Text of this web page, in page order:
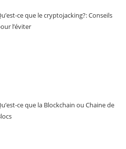
ce que le cryptojacking?: Conseils
l’éviter
ce que la Blockchain ou Chaine de